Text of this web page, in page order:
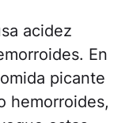
acidez
En
picante
hemorroides,